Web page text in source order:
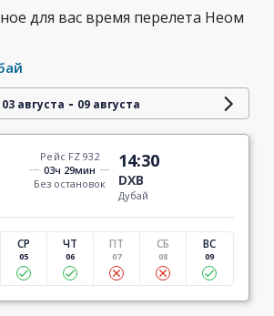
для вас время перелета Неом
03 августа - 09 августа
Рейс FZ 932
03ч 29мин
Без остановок
14:30
DXB
Дубай
СР
05
ЧТ
06
ПТ
07
СБ
08
ВС
09